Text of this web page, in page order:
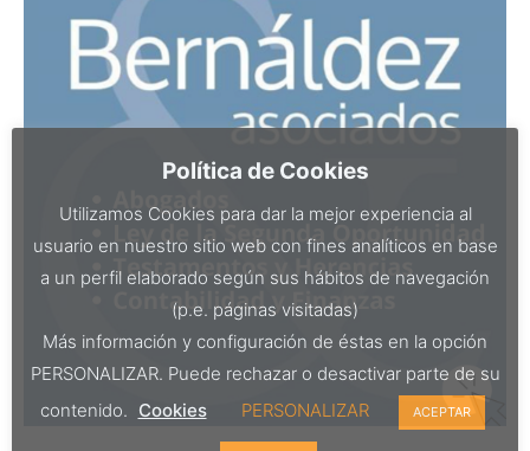
Política de Cookies
Utilizamos Cookies para dar la mejor experiencia al
usuario en nuestro sitio web con fines analíticos en base
a un perfil elaborado según sus hábitos de navegación
(p.e. páginas visitadas)
Más información y configuración de éstas en la opción
PERSONALIZAR. Puede rechazar o desactivar parte de su
contenido. Cookies PERSONALIZAR ACEPTAR